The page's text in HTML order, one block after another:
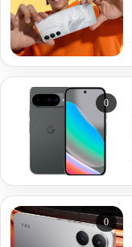
0
0